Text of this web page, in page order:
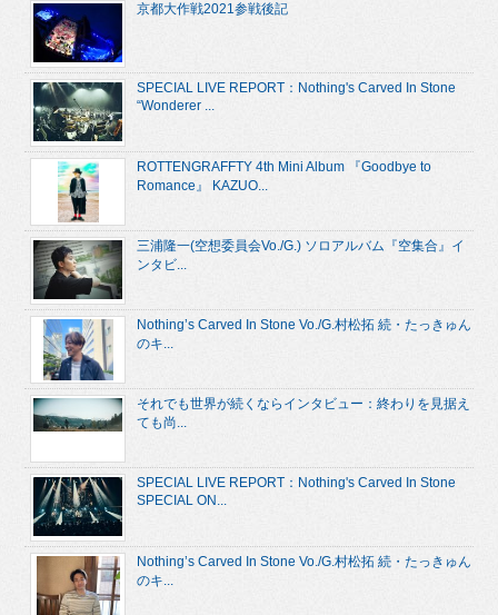
京都大作戦2021参戦後記
SPECIAL LIVE REPORT：Nothing's Carved In Stone
“Wonderer ...
ROTTENGRAFFTY 4th Mini Album 『Goodbye to
Romance』 KAZUO...
三浦隆一(空想委員会Vo./G.) ソロアルバム『空集合』イ
ンタビ...
Nothing’s Carved In Stone Vo./G.村松拓 続・たっきゅん
のキ...
それでも世界が続くならインタビュー：終わりを見据え
ても尚...
SPECIAL LIVE REPORT：Nothing's Carved In Stone
SPECIAL ON...
Nothing’s Carved In Stone Vo./G.村松拓 続・たっきゅん
のキ...